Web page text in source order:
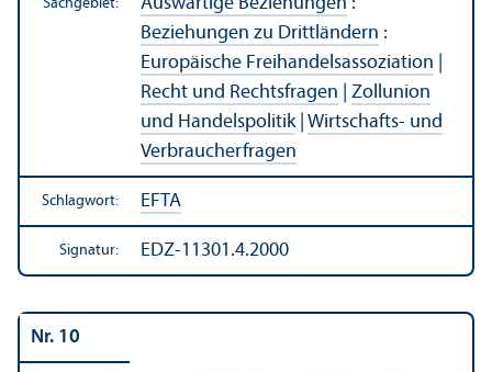
Sachgebiet:
Beziehungen zu Drittländern :
Europäische Freihandels­assoziation
Recht und Rechts­fragen
Zollunion
und Handels­politik| Wirtschafts- und
Verbraucherfragen
Schlagwort: EFTA
Signatur: EDZ-11301.4.2000
Nr. 10